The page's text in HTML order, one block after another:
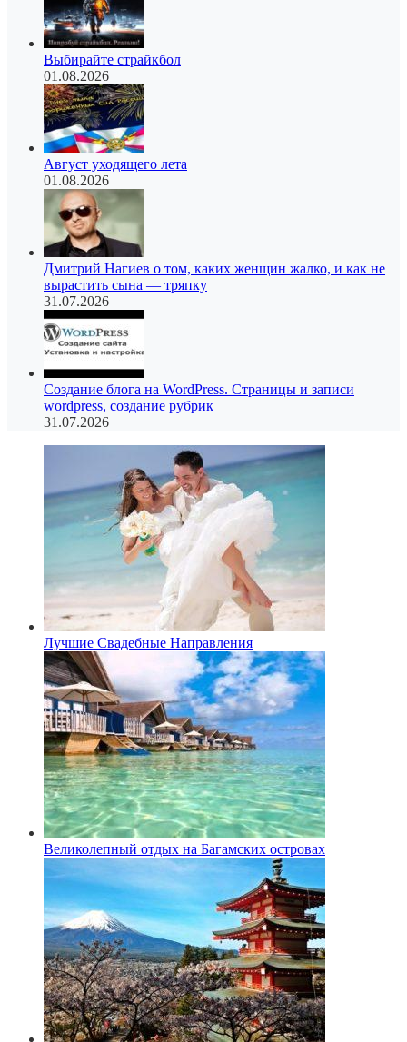
Выбирайте страйкбол
01.08.2026
Август уходящего лета
01.08.2026
Дмитрий Нагиев о том, каких женщин жалко, и как не
вырастить сына — тряпку
31.07.2026
Создание блога на WordPress. Страницы и записи
wordpress, создание рубрик
31.07.2026
Лучшие Свадебные Направления
Великолепный отдых на Багамских островах